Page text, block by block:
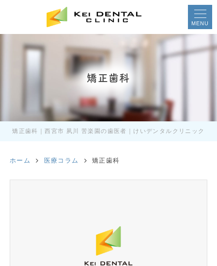
MENU
矯正歯科
矯正歯科｜西宮市 夙川 苦楽園の歯医者｜けいデンタルクリニック
ホーム 医療コラム 矯正歯科